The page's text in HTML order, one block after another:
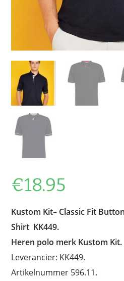
€18.95
Kustom Kit– Classic Fit
Shirt KK449.
Heren polo merk Kustom Kit.
Leverancier: KK449.
Artikelnummer 596.11.